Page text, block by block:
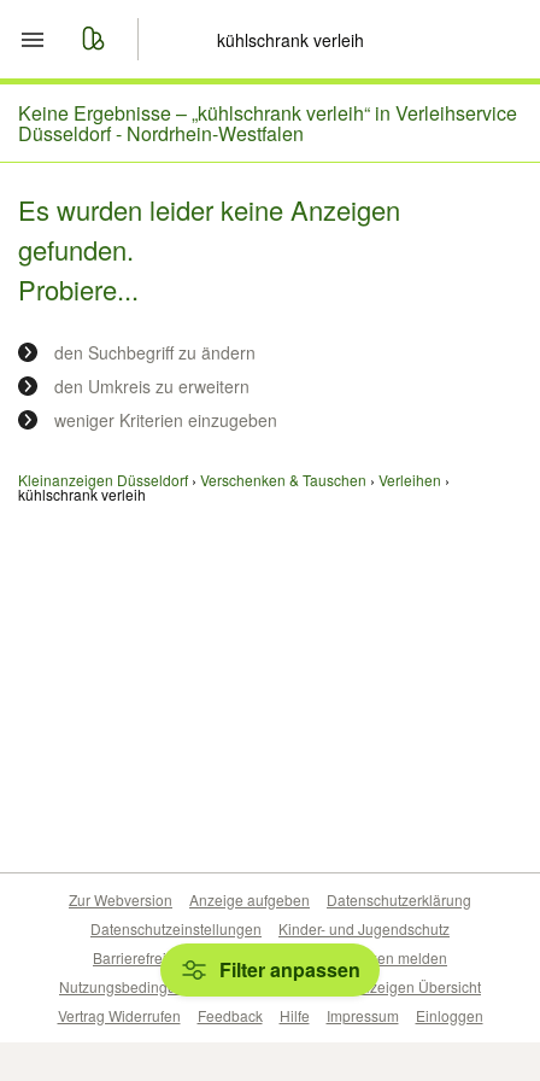
Start
Merkliste
Nachrichten
Anzeige aufgeben
Keine Ergebnisse –„kühlschrank verleih“ in Verleihservice
Düsseldorf - Nordrhein-Westfalen
Es wurden leider keine Anzeigen
gefunden.
Probiere...
den Suchbegriff zu ändern
den Umkreis zu erweitern
weniger Kriterien einzugeben
Kleinanzeigen Düsseldorf Verschenken & Tauschen Verleihen
kühlschrank verleih
Filter anpassen
Zur Webversion Anzeige aufgeben
Datenschutzerklärung
Datenschutzeinstellungen
Kinder- und Jugendschutz
Barrierefreiheitserklärung
Sicherheitslücken melden
Nutzungsbedingungen
Beliebte Suchen
Anzeigen Übersicht
Vertrag Widerrufen
Feedback Hilfe Impressum Einloggen